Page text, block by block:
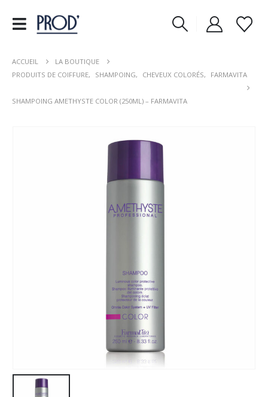
ACCUEIL
LA BOUTIQUE
PRODUITS DE COIFFURE, SHAMPOING, CHEVEUX COLORÉS, FARMAVITA
SHAMPOING AMETHYSTE COLOR (250ML) – FARMAVITA